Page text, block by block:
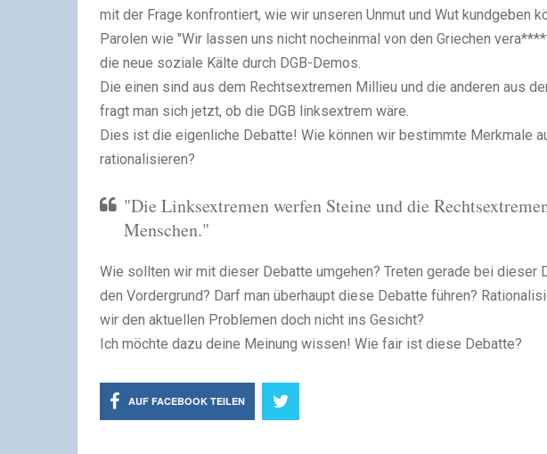
mit der Frage konfrontiert, wie wir unseren Unmut und Wut kundgeben
Parolen wie "Wir lassen uns nicht nocheinmal von den Griechen
die neue soziale Kälte durch DGB-Demos.
Die einen sind aus dem Rechtsextremen Millieu und die anderen aus
fragt man sich jetzt, ob die DGB linksextrem wäre.
Dies ist die eigenliche Debatte! Wie können wir bestimmte Merkmale
rationalisieren?
"Die Linksextremen werfen Steine und die
Menschen."
Wie sollten wir mit dieser Debatte umgehen? Treten gerade bei dieser
den Vordergrund? Darf man überhaupt diese Debatte führen?
wir den aktuellen Problemen doch nicht ins Gesicht?
Ich möchte dazu deine Meinung wissen! Wie fair ist diese Debatte?
AUF FACEBOOK TEILEN